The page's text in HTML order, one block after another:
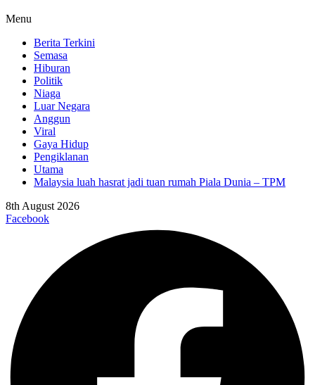
Menu
Berita Terkini
Semasa
Hiburan
Politik
Niaga
Luar Negara
Anggun
Viral
Gaya Hidup
Pengiklanan
Utama
Malaysia luah hasrat jadi tuan rumah Piala Dunia – TPM
8th August 2026
Facebook